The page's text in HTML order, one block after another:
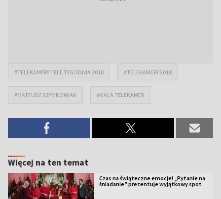
#TELEKAMERY TELE TYGODNIA 2018 #TELEKAMERY 2018
#MATEUSZ SZYMKOWIAK #GALA TELEKAMER
Więcej na ten temat
Czas na świąteczne emocje! „Pytanie na
śniadanie” prezentuje wyjątkowy spot